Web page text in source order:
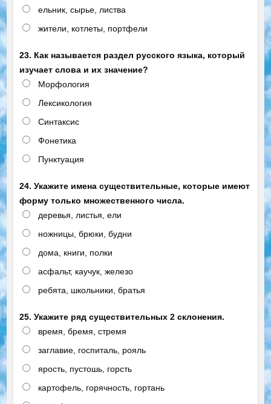
ельник, сырье, листва
жители, котлеты, портфели
23. Как называется раздел русского языка, который
изучает слова и их значение?
Морфология
Лексикология
Синтаксис
Фонетика
Пунктуация
24. Укажите имена существительные, которые имеют
форму только множественного числа.
деревья, листья, ели
ножницы, брюки, будни
дома, книги, полки
асфальт, каучук, железо
ребята, школьники, братья
25. Укажите ряд существительных 2 склонения.
время, бремя, стремя
заглавие, госпиталь, рояль
ярость, пустошь, горсть
картофель, горячность, гортань